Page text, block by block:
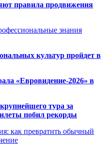
правила продвижения
знания
культур пройдет в
«Евровидение-2026» в
тура за
побил рекорды
как превратить обычный